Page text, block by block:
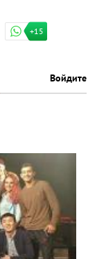
+15
Войдите